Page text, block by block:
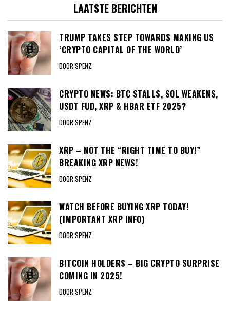
LAATSTE BERICHTEN
TRUMP TAKES STEP TOWARDS MAKING US
‘CRYPTO CAPITAL OF THE WORLD’
DOOR SPENZ
CRYPTO NEWS: BTC STALLS, SOL WEAKENS,
USDT FUD, XRP & HBAR ETF 2025?
DOOR SPENZ
XRP – NOT THE “RIGHT TIME TO BUY!”
BREAKING XRP NEWS!
DOOR SPENZ
WATCH BEFORE BUYING XRP TODAY!
(IMPORTANT XRP INFO)
DOOR SPENZ
BITCOIN HOLDERS – BIG CRYPTO SURPRISE
COMING IN 2025!
DOOR SPENZ